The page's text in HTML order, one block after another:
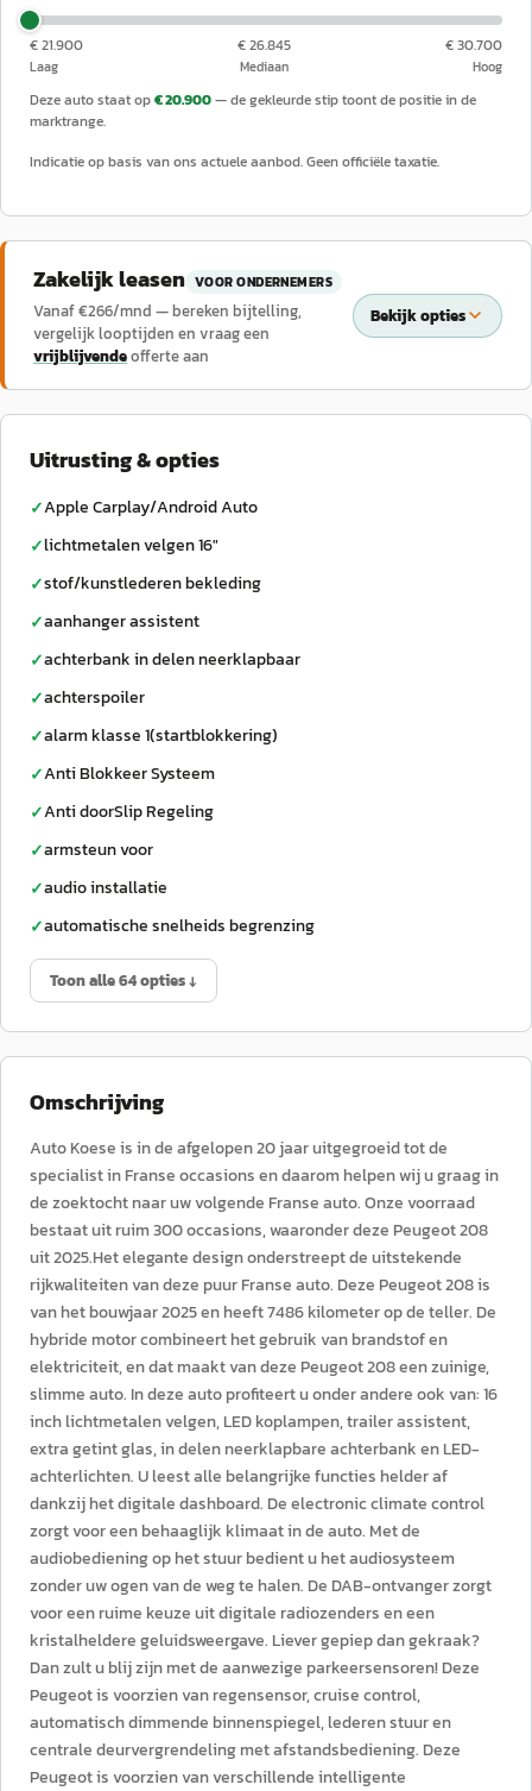
€ 21.900
Laag
€ 26.845
Mediaan
€ 30.700
Hoog
Deze auto staat op€ 20.900— de gekleurde stip toont de positie in de
marktrange.
Indicatie op basis van ons actuele aanbod. Geen officiële taxatie.
Zakelijk leasen VOOR ONDERNEMERS
Vanaf €266/mnd — bereken bijtelling,
vergelijk looptijden en vraag een
vrijblijvendeofferte aan
Bekijk opties
Uitrusting & opties
✓Apple Carplay/Android Auto
✓lichtmetalen velgen 16"
✓stof/kunstlederen bekleding
✓aanhanger assistent
✓achterbank in delen neerklapbaar
✓achterspoiler
✓alarm klasse 1(startblokkering)
✓Anti Blokkeer Systeem
✓Anti doorSlip Regeling
✓armsteun voor
✓audio installatie
✓automatische snelheids begrenzing
Toon alle 64 opties ↓
Omschrijving
Auto Koese is in de afgelopen 20 jaar uitgegroeid tot de
specialist in Franse occasions en daarom helpen wij u graag in
de zoektocht naar uw volgende Franse auto. Onze voorraad
bestaat uit ruim 300 occasions, waaronder deze Peugeot 208
uit 2025.Het elegante design onderstreept de uitstekende
rijkwaliteiten van deze puur Franse auto. Deze Peugeot 208 is
van het bouwjaar 2025 en heeft 7486 kilometer op de teller. De
hybride motor combineert het gebruik van brandstof en
elektriciteit, en dat maakt van deze Peugeot 208 een zuinige,
slimme auto. In deze auto profiteert u onder andere ook van: 16
inch lichtmetalen velgen, LED koplampen, trailer assistent,
extra getint glas, in delen neerklapbare achterbank en LED-
achterlichten. U leest alle belangrijke functies helder af
dankzij het digitale dashboard. De electronic climate control
zorgt voor een behaaglijk klimaat in de auto. Met de
audiobediening op het stuur bedient u het audiosysteem
zonder uw ogen van de weg te halen. De DAB-ontvanger zorgt
voor een ruime keuze uit digitale radiozenders en een
kristalheldere geluidsweergave. Liever gepiep dan gekraak?
Dan zult u blij zijn met de aanwezige parkeersensoren! Deze
Peugeot is voorzien van regensensor, cruise control,
automatisch dimmende binnenspiegel, lederen stuur en
centrale deurvergrendeling met afstandsbediening. Deze
Peugeot is voorzien van verschillende intelligente